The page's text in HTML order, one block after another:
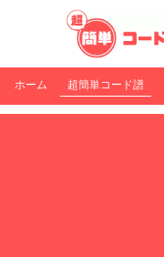
ホーム 超簡単コード譜